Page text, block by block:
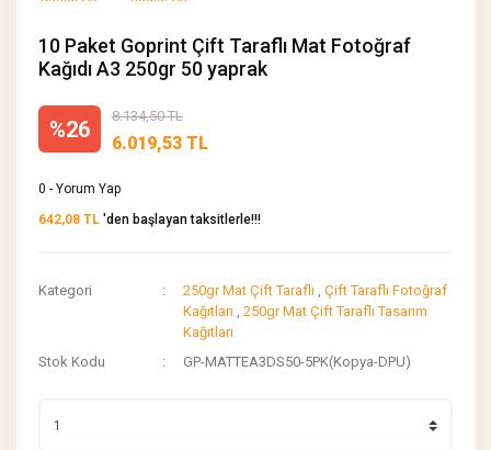
10 Paket Goprint Çift Taraflı Mat Fotoğraf
Kağıdı A3 250gr 50 yaprak
%26
6.019,53 TL
8.134,50 TL
0 - Yorum Yap
642,08 TL 'den başlayan taksitlerle!!!
Kategori 250gr Mat Çift Taraflı ,Çift Taraflı Fotoğraf
Kağıtları
,250gr Mat Çift Taraflı Tasarım
Kağıtları
Stok Kodu
GP-MATTEA3DS50-5PK(Kopya-DPU)